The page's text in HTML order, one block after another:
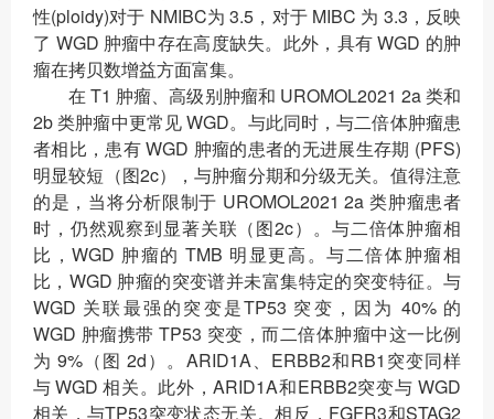
性(ploidy)对于 NMIBC为 3.5，对于 MIBC 为 3.3，反映
了 WGD 肿瘤中存在高度缺失。此外，具有 WGD 的肿
瘤在拷贝数增益方面富集。
在 T1 肿瘤、高级别肿瘤和 UROMOL2021 2a 类和
2b 类肿瘤中更常见 WGD。与此同时，与二倍体肿瘤患
者相比，患有 WGD 肿瘤的患者的无进展生存期 (PFS)
明显较短（图2c），与肿瘤分期和分级无关。值得注意
的是，当将分析限制于 UROMOL2021 2a 类肿瘤患者
时，仍然观察到显著关联（图2c）。与二倍体肿瘤相
比，WGD 肿瘤的 TMB 明显更高。与二倍体肿瘤相
比，WGD 肿瘤的突变谱并未富集特定的突变特征。与
WGD 关联最强的突变是TP53 突变，因为 40% 的
WGD 肿瘤携带 TP53 突变，而二倍体肿瘤中这一比例
为 9%（图 2d）。ARID1A、ERBB2和RB1突变同样
与 WGD 相关。此外，ARID1A和ERBB2突变与 WGD
相关，与TP53突变状态无关。相反，FGFR3和STAG2